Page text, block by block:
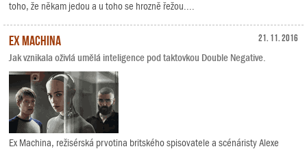
toho, že někam jedou a u toho se hrozně řežou....
21. 11. 2016
Ex Machina
Jak vznikala oživlá umělá inteligence pod taktovkou Double Negative.
Ex Machina, režisérská prvotina britského spisovatele a scénáristy Alexe